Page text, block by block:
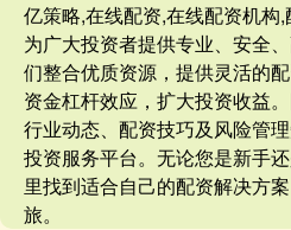
亿策略,在线配资,在线配资机构
为广大投资者提供专业、安全
们整合优质资源，提供灵活的
资金杠杆效应，扩大投资收益
行业动态、配资技巧及风险管
投资服务平台。无论您是新手
里找到适合自己的配资解决方
旅。